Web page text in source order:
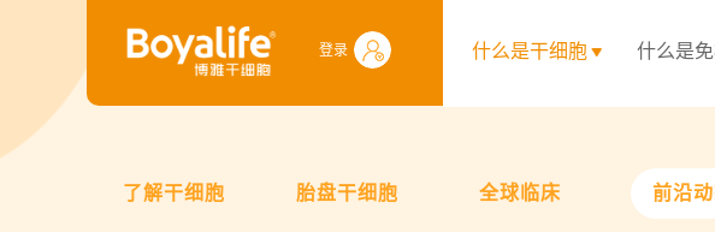
登录 什么是干细胞 什么是
了解干细胞 胎盘干细胞 全球临床 前沿